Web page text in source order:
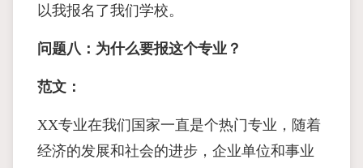
以我报名了我们学校。
问题八：为什么要报这个专业？
范文：
XX专业在我们国家一直是个热门专业，随着
经济的发展和社会的进步，企业单位和事业